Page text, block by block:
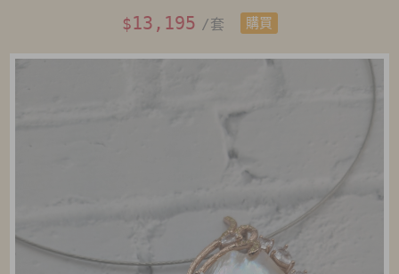
$13,195 /套 購買